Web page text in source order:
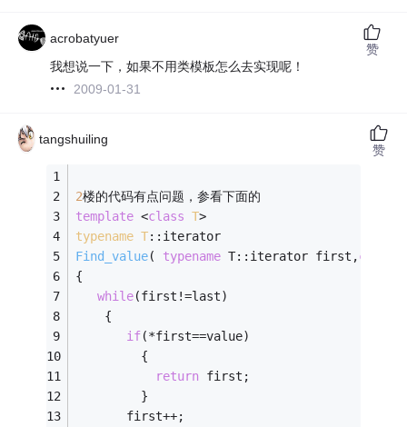
acrobatyuer
我想说一下，如果不用类模板怎么去实现呢！
2009-01-31
赞
tangshuiling
2楼的代码有点问题，参看下面的
template <class T>
typename T: : iterator
Find_value( typename T::iterator first,const
{
while(first!=last)
    {
if(*first==value)
         {
return first;
         }
	   first++;
赞